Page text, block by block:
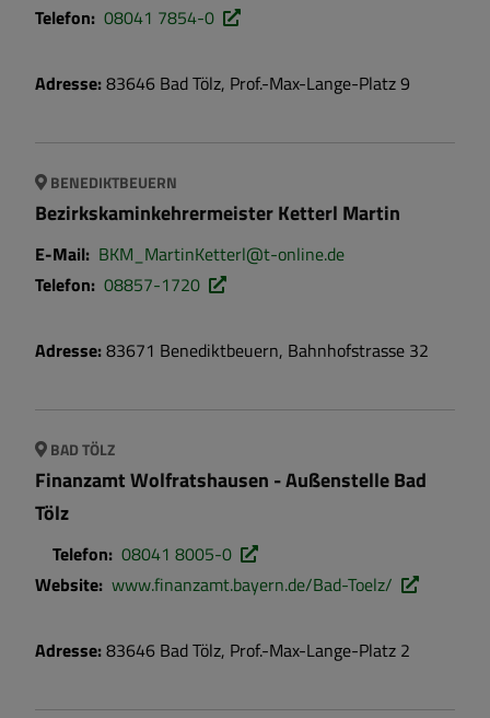
Telefon: 08041 7854-0
Adresse:83646 Bad Tölz, Prof.-Max-Lange-Platz 9
BENEDIKTBEUERN
Bezirkskaminkehrermeister Ketterl Martin
E-Mail: BKM_MartinKetterl@t-online.de
Telefon: 08857-1720
Adresse:83671 Benediktbeuern, Bahnhofstrasse 32
BAD TÖLZ
Finanzamt Wolfratshausen - Außenstelle Bad
Tölz
Telefon: 08041 8005-0
Website: www.finanzamt.bayern.de/Bad-Toelz/
Adresse:83646 Bad Tölz, Prof.-Max-Lange-Platz 2